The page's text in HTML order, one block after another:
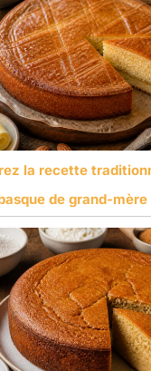
la recette
de grand-mère